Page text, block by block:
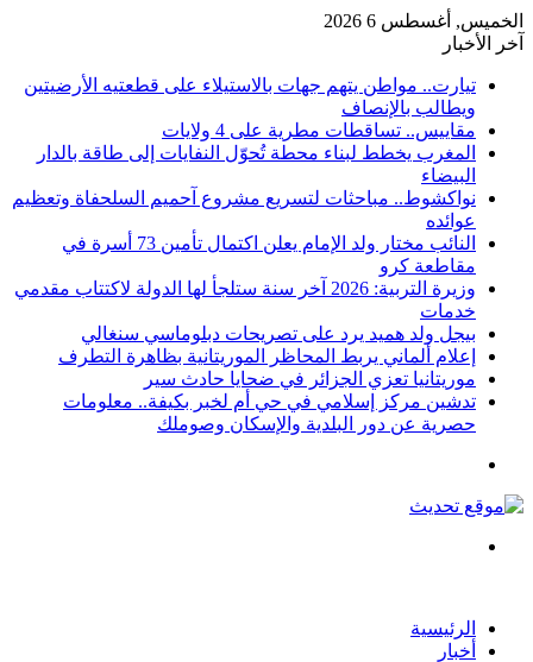
الخميس, أغسطس 6 2026
آخر الأخبار
تيارت.. مواطن يتهم جهات بالاستيلاء على قطعتيه الأرضيتين
ويطالب بالإنصاف
مقاييس.. تساقطات مطرية على 4 ولايات
المغرب يخطط لبناء محطة تُحوّل النفايات إلى طاقة بالدار
البيضاء
نواكشوط.. مباحثات لتسريع مشروع آحميم السلحفاة وتعظيم
عوائده
النائب مختار ولد الإمام يعلن اكتمال تأمين 73 أسرة في
مقاطعة كرو
وزيرة التربية: 2026 آخر سنة ستلجأ لها الدولة لاكتتاب مقدمي
خدمات
بيجل ولد هميد يرد على تصريحات دبلوماسي سنغالي
إعلام ألماني يربط المحاظر الموريتانية بظاهرة التطرف
موريتانيا تعزي الجزائر في ضحايا حادث سير
تدشين مركز إسلامي في حي أم لخبر بكيفة.. معلومات
حصرية عن دور البلدية والإسكان وصوملك
الرئيسية
أخبار